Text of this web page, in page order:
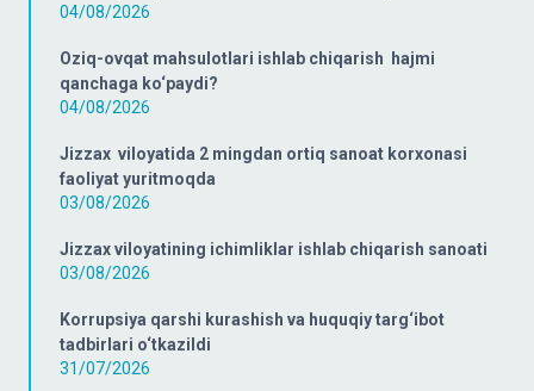
04/08/2026
Oziq-ovqat mahsulotlari ishlab chiqarish hajmi
qanchaga ko‘paydi?
04/08/2026
Jizzax viloyatida 2 mingdan ortiq sanoat korxonasi
faoliyat yuritmoqda
03/08/2026
Jizzax viloyatining ichimliklar ishlab chiqarish sanoati
03/08/2026
Korrupsiya qarshi kurashish va huquqiy targ‘ibot
tadbirlari o‘tkazildi
31/07/2026